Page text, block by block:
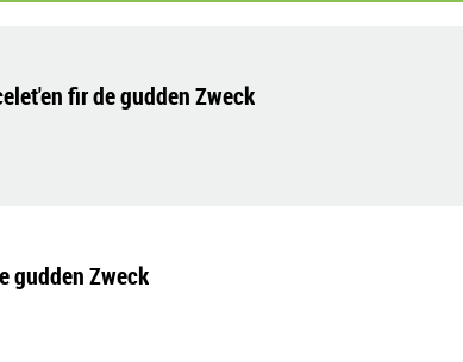
fir de gudden Zweck
gudden Zweck